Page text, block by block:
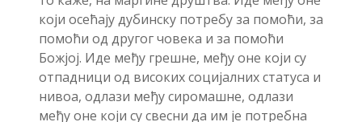
који осећају дубинску потребу за помоћи, за
помоћи од другог човека и за помоћи
Божјој. Иде међу грешне, међу оне који су
отпадници од високих социјалних статуса и
нивоа, одлази међу сиромашне, одлази
међу оне који су свесни да им је потребна